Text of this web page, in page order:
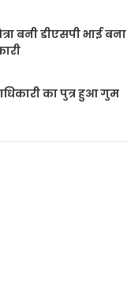
बनी डीएसपी भाई बना
का पुत्र हुआ गुम